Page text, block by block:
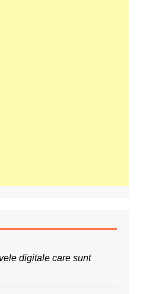
digitale care sunt